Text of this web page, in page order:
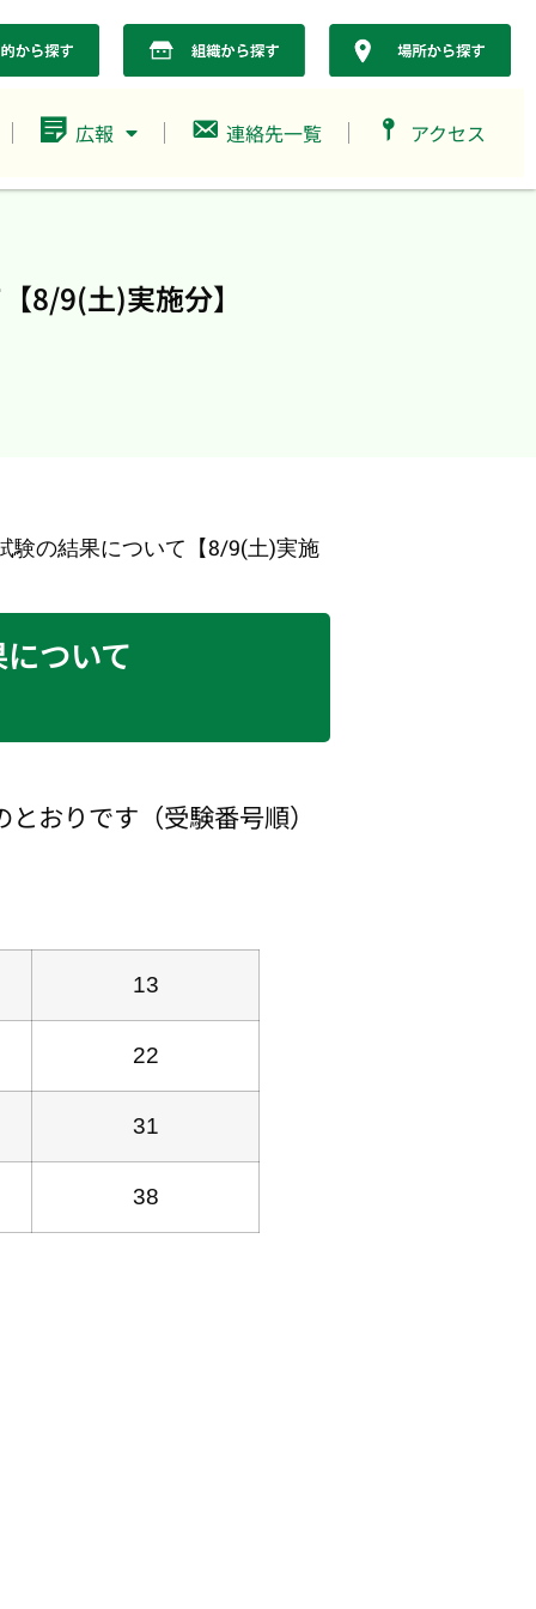
広報 連絡先一覧 アクセス
8/9(土)実施分】
の結果について【8/9(土)実施
ついて
とおりです （受験番号順）
13
22
31
38